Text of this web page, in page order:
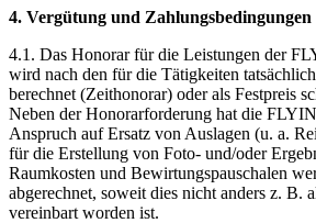
4. Vergütung und Zahlungsbedingungen
4.1. Das Honorar für die Leistungen der
wird nach den für die Tätigkeiten
berechnet (Zeithonorar) oder als Festpreis
Neben der Honorarforderung hat die
Anspruch auf Ersatz von Auslagen (u. a.
für die Erstellung von Foto- und/oder
Raumkosten und Bewirtungspauschalen
abgerechnet, soweit dies nicht anders z. B.
vereinbart worden ist.